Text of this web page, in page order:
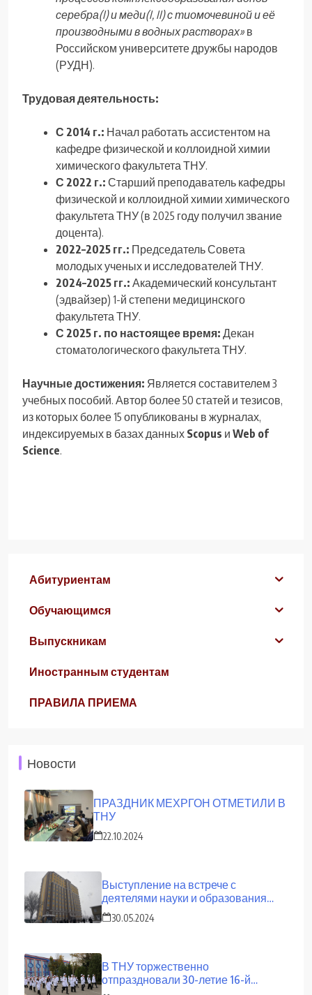
серебра(I) и меди(I, II) с тиомочевиной и её
производными в водных растворах» в
Российском университете дружбы народов
(РУДН).
Трудовая деятельность:
С 2014 г.: Начал работать ассистентом на
кафедре физической и коллоидной химии
химического факультета ТНУ.
С 2022 г.: Старший преподаватель кафедры
физической и коллоидной химии химического
факультета ТНУ (в 2025 году получил звание
доцента).
2022–2025 гг.: Председатель Совета
молодых ученых и исследователей ТНУ.
2024–2025 гг.: Академический консультант
(эдвайзер) 1-й степени медицинского
факультета ТНУ.
С 2025 г. по настоящее время: Декан
стоматологического факультета ТНУ.
Научные достижения: Является составителем 3
учебных пособий. Автор более 50 статей и тезисов,
из которых более 15 опубликованы в журналах,
индексируемых в базах данных Scopus и Web of
Science.
Абитуриентам
Обучающимся
Выпускникам
Иностранным студентам
ПРАВИЛА ПРИЕМА
Новости
ПРАЗДНИК МЕХРГОН ОТМЕТИЛИ В
ТНУ
22.10.2024
Выступление на встрече с
деятелями науки и образования
страны
30.05.2024
В ТНУ торжественно
отпраздновали 30-летие 16-й